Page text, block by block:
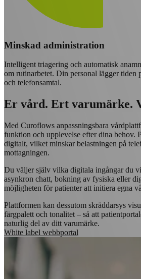
Minskad administration
Intelligent triagering och automatisk
om rutinarbetet. Din personal lägger tiden
och telefonsamtal.
Er vård. Ert varumärke.
Med Curoflows anpassningsbara
funktion och upplevelse efter dina behov.
digitalt, vilket minskar belastningen på
mottagningen.
Du väljer själv vilka digitala ingångar du
asynkron chatt, bokning av fysiska eller
möjligheten för patienter att initiera egna
Plattformen kan dessutom skräddarsys
färgpalett och tonalitet – så att
naturlig del av ditt varumärke.
White label webbportal